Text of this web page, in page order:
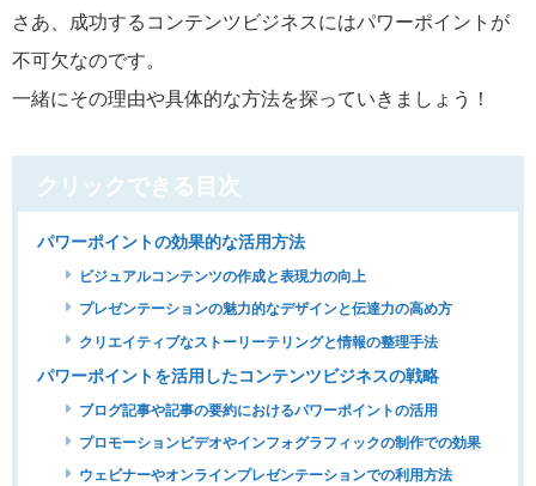
さあ、成功するコンテンツビジネスにはパワーポイントが
不可欠なのです。
一緒にその理由や具体的な方法を探っていきましょう！
クリックできる目次
パワーポイントの効果的な活用方法
ビジュアルコンテンツの作成と表現力の向上
プレゼンテーションの魅力的なデザインと伝達力の高め方
クリエイティブなストーリーテリングと情報の整理手法
パワーポイントを活用したコンテンツビジネスの戦略
ブログ記事や記事の要約におけるパワーポイントの活用
プロモーションビデオやインフォグラフィックの制作での効果
ウェビナーやオンラインプレゼンテーションでの利用方法